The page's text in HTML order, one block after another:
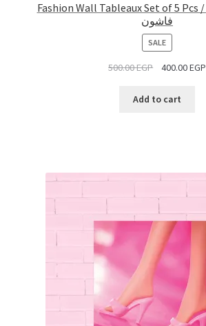
Fashion Wall Tableaux Set of 5 Pcs / ٥ تابلوهات حائط
فاشون
SALEPRODUCT
ON
SALE
500.00EGP 400.00EGP
Add to cart